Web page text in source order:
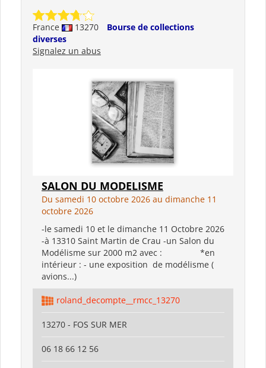
France 13270
Bourse de collections
diverses
Signalez un abus
SALON DU MODELISME
Du samedi 10 octobre 2026 au dimanche 11
octobre 2026
-le samedi 10 et le dimanche 11 Octobre 2026
-à 13310 Saint Martin de Crau -un Salon du
Modélisme sur 2000 m2 avec : *en
intérieur : - une exposition de modélisme (
avions...)
roland_decompte__rmcc_13270
13270 - FOS SUR MER
06 18 66 12 56